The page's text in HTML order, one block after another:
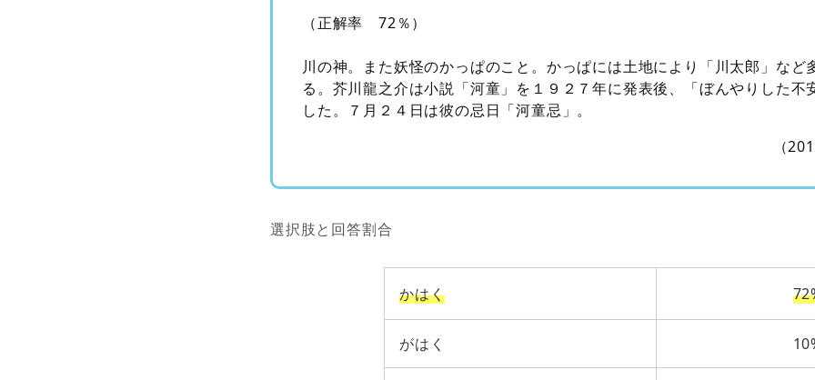
（正解率 72％）
川の神。また妖怪のかっぱのこと。かっぱには土地により「川太郎」など
る。芥川龍之介は小説「河童」を１９２７年に発表後、「ぼんやりした不
した。７月２４日は彼の忌日「河童忌」。
（
選択肢と回答割合
かはく
がはく